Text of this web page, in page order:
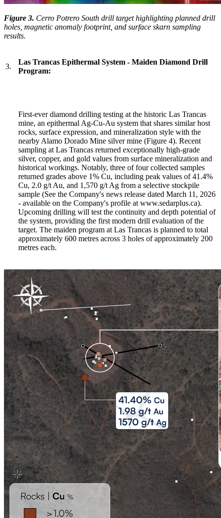
Figure 3. Cerro Potrero South drill target highlighting planned drill
holes, magnetic anomaly footprint, and surface skarn sampling
results.
3.
Las Trancas Epithermal System - Maiden Diamond Drill
Program:
First-ever diamond drilling testing at the historic Las Trancas
mine, an epithermal Ag-Cu-Au system that shares similar host
rocks, surface expression, and mineralization style with the
nearby Alamo Dorado Mine silver mine (Figure 4). Recent
sampling at Las Trancas returned exceptionally high-grade
silver, copper, and gold values from surface mineralization and
historical workings. Notably, three of four collected samples
returned grades above 1% Cu, including peak values of 41.4%
Cu, 2.0 g/t Au, and 1,570 g/t Ag from a selective stockpile
sample (See the Company's news release dated March 11, 2026
- available on the Company's profile at www.sedarplus.ca).
Upcoming drilling will test the continuity and depth potential of
the system, providing the first modern drill evaluation of the
target. The maiden program at Las Trancas is planned to total
approximately 600 metres across 3 holes of approximately 200
metres each.